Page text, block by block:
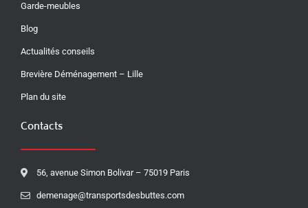
Garde-meubles
Blog
Actualités conseils
Brevière Déménagement – Lille
Plan du site
Contacts
56, avenue Simon Bolivar – 75019 Paris
demenage@transportsdesbuttes.com